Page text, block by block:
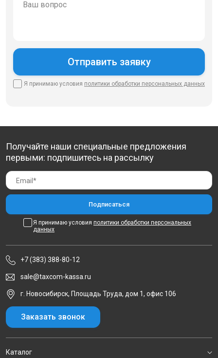
Я принимаю условия политики обработки персональных данных
Получайте наши специальные предложения
первыми: подпишитесь на рассылку
Я принимаю условия политики обработки персональных
данных
+7 (383) 388-80-12
sale@taxcom-kassa.ru
г. Новосибирск, Площадь Труда, дом 1, офис 106
Заказать звонок
Каталог